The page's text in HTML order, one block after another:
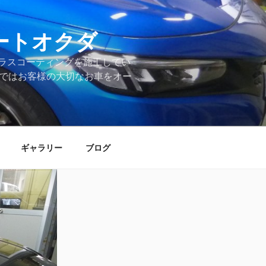
トオクダ
スコーティングを施工してい
はお客様の大切なお車をオー
ギャラリー ブログ